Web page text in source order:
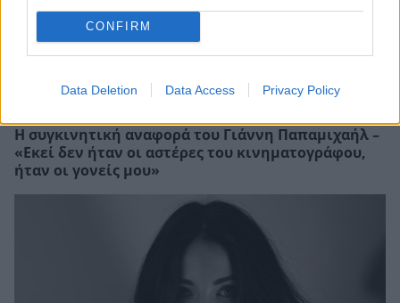
CONFIRM
Data Deletion Data Access Privacy Policy
Η συγκινητική αναφορά του Γιάννη Παπαμιχαήλ –
«Εκεί δεν ήταν οι αστέρες του κινηματογράφου,
ήταν οι γονείς μου»